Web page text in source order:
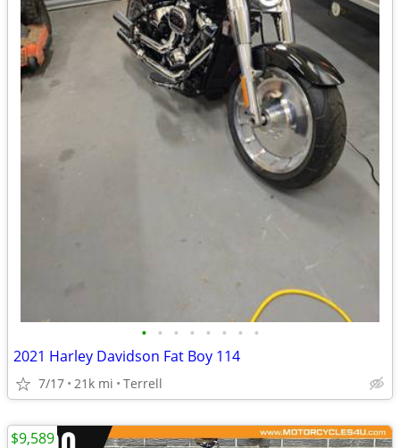
• • • • • • • •
2021 Harley Davidson Fat Boy 114
7/17 21k mi Terrell
$9,589